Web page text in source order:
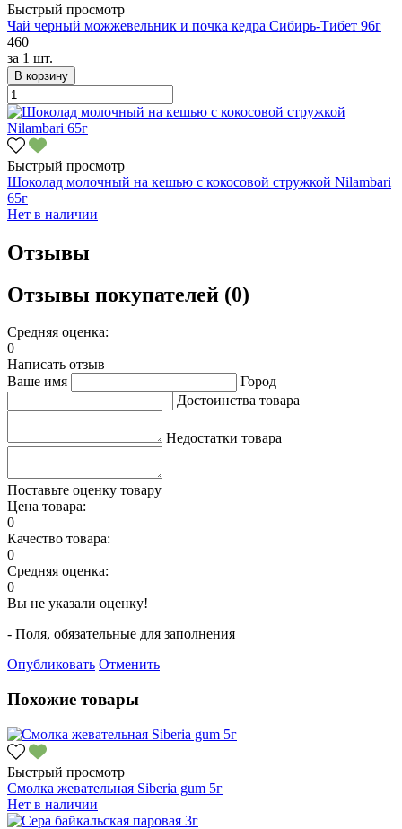
Быстрый просмотр
Чай черный можжевельник и почка кедра Сибирь-Тибет 96г
460
за 1 шт.
В корзину
Быстрый просмотр
Шоколад молочный на кешью с кокосовой стружкой Nilambari
65г
Нет в наличии
Отзывы
Отзывы покупателей (0)
Средняя оценка:
0
Написать отзыв
Ваше имя
Город
Достоинства товара
Недостатки товара
Поставьте оценку товару
Цена товара:
0
Качество товара:
0
Средняя оценка:
0
Вы не указали оценку!
- Поля, обязательные для заполнения
Опубликовать Отменить
Похожие товары
Быстрый просмотр
Смолка жевательная Siberia gum 5г
Нет в наличии